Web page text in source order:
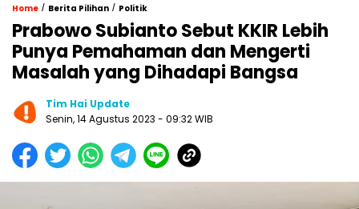
Home / Berita Pilihan / Politik
Prabowo Subianto Sebut KKIR Lebih
Punya Pemahaman dan Mengerti
Masalah yang Dihadapi Bangsa
Tim Hai Update
Senin, 14 Agustus 2023 - 09:32 WIB